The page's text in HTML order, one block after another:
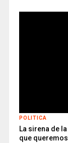
POLITICA
La sirena de
que